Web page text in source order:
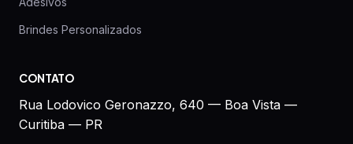
Brindes Personalizados
CONTATO
Rua Lodovico Geronazzo, 640 — Boa Vista —
Curitiba — PR